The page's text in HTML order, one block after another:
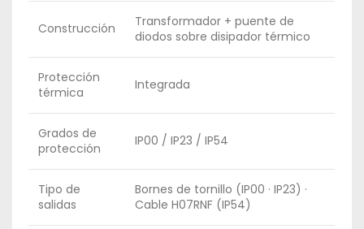
Construcción
Transformador + puente de
diodos sobre disipador térmico
Protección
térmica
Integrada
Grados de
protección
IP00 / IP23 / IP54
Tipo de
salidas
Bornes de tornillo (IP00 · IP23) ·
Cable H07RNF (IP54)